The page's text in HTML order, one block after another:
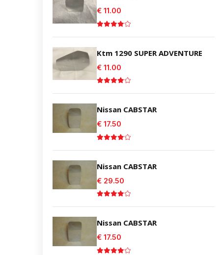
€ 11.00
Ktm 1290 SUPER ADVENTURE
€ 11.00
Nissan CABSTAR
€ 17.50
Nissan CABSTAR
€ 29.50
Nissan CABSTAR
€ 17.50